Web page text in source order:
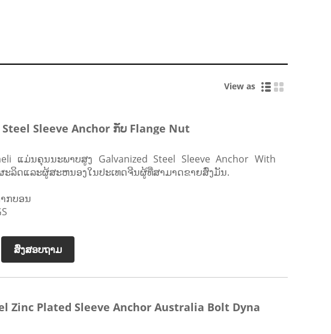
View as
Sleeve Anchor ກັບ Flange Nut
ແມ່ນຄຸນນະພາບສູງ Galvanized Steel Sleeve Anchor With
ະລິດແລະຜູ້ສະຫນອງໃນປະເທດຈີນຜູ້ທີ່ສາມາດຂາຍສົ່ງມັນ.
ກບອນ
ສົ່ງສອບຖາມ
Zinc Plated Sleeve Anchor Australia Bolt Dyna